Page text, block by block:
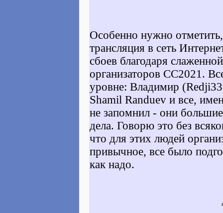
Особенно нужно
трансляция в сеть
сбоев благодаря
организаторов CC2021.
уровне: Владимир
Shamil Randuev и все,
не запомнил - они
дела. Говорю это без
что для этих людей
привычное, все было
как надо.